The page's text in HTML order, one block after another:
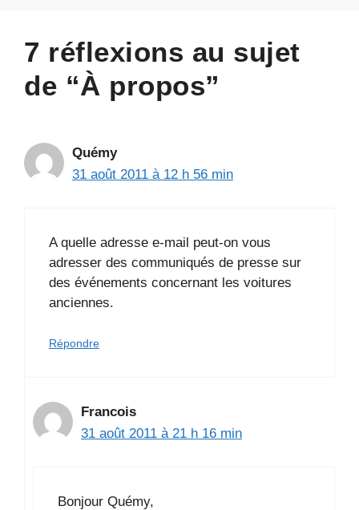
7 réflexions au sujet
de “À propos”
Quémy
31 août 2011 à 12 h 56 min
A quelle adresse e-mail peut-on vous
adresser des communiqués de presse sur
des événements concernant les voitures
anciennes.
Répondre
Francois
31 août 2011 à 21 h 16 min
Bonjour Quémy,